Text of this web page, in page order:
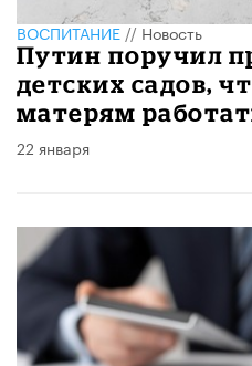
ВОСПИТАНИЕ//Новость
Путин поручил
детских садов,
матерям
22 января